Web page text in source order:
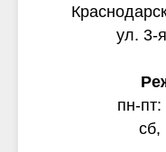
ул. 3-
пн-
сб,